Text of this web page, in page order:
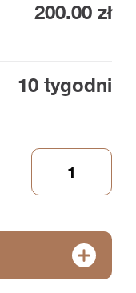
200.00 zł
10 tygodni